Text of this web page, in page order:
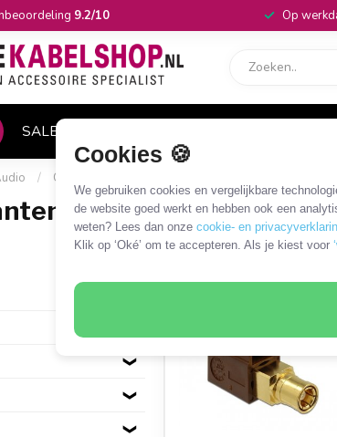
Cookies 🍪
We gebruiken cookies en vergelijkbare
de website goed werkt en hebben ook een
weten? Lees dan onze cookie- en
Klik op ‘Oké’ om te accepteren. Als je kiest voor
9.2/10 Op
SALE
/ Car Antenna
kabels en adapters
6 PRODUCTEN